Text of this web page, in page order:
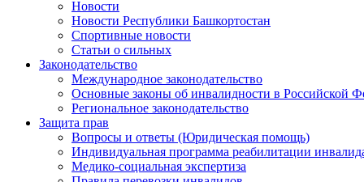
Новости
Новости Республики Башкортостан
Спортивные новости
Статьи о сильных
Законодательство
Международное законодательство
Основные законы об инвалидности в Российской
Региональное законодательство
Защита прав
Вопросы и ответы (Юридическая помощь)
Индивидуальная программа реабилитации
Медико-социальная экспертиза